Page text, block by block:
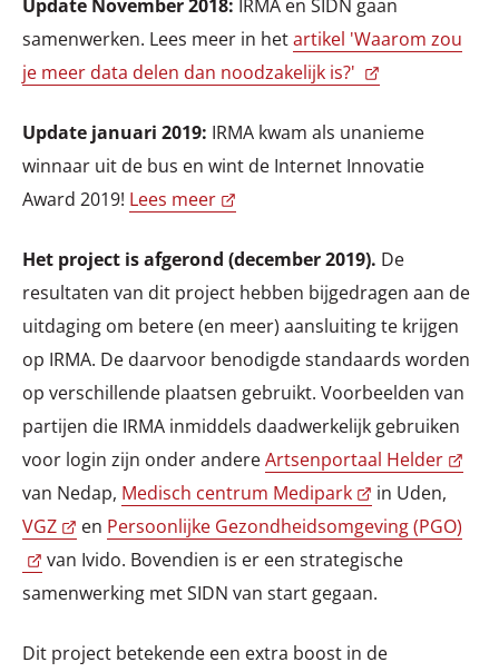
Update November 2018: IRMA en SIDN gaan
samenwerken. Lees meer in hetartikel 'Waarom zou
je meer data delen dan noodzakelijk is?'
Update januari 2019: IRMA kwam als unanieme
winnaar uit de bus en wint de Internet Innovatie
Award 2019! Lees meer
Het project is afgerond (december 2019). De
resultaten van dit project hebben bijgedragen aan de
uitdaging om betere (en meer) aansluiting te krijgen
op IRMA. De daarvoor benodigde standaards worden
op verschillende plaatsen gebruikt. Voorbeelden van
partijen die IRMA inmiddels daadwerkelijk gebruiken
voor login zijn onder andereArtsenportaal Helder
van Nedap, Medisch centrum Medipark
in Uden,
VGZ
en Persoonlijke Gezondheidsomgeving (PGO)
van Ivido. Bovendien is er een strategische
samenwerking met SIDN van start gegaan.
Dit project betekende een extra boost in de